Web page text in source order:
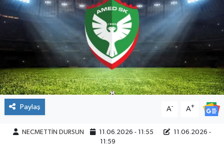
Paylaş A- A+
NECMETTİN DURSUN 11.06.2026 - 11:55
11.06.2026 -
11:59